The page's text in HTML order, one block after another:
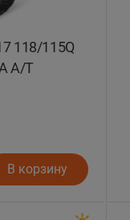
118/115Q
A/T
В корзину